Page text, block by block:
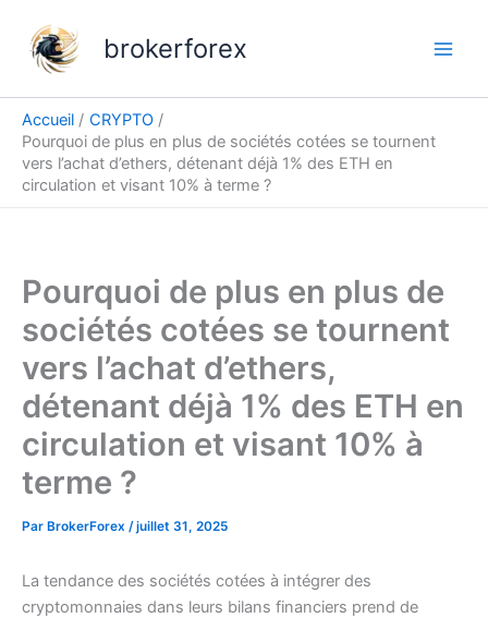
contenu
brokerforex
Accueil
CRYPTO
Pourquoi de plus en plus de sociétés cotées se tournent
vers l’achat d’ethers, détenant déjà 1% des ETH en
circulation et visant 10% à terme ?
Pourquoi de plus en plus de
sociétés cotées se tournent
vers l’achat d’ethers,
détenant déjà 1% des ETH en
circulation et visant 10% à
terme ?
Par BrokerForex /juillet 31, 2025
La tendance des sociétés cotées à intégrer des
cryptomonnaies dans leurs bilans financiers prend de